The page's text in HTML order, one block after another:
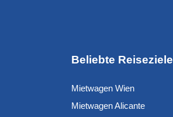
Beliebte Reiseziele
Mietwagen Wien
Mietwagen Alicante